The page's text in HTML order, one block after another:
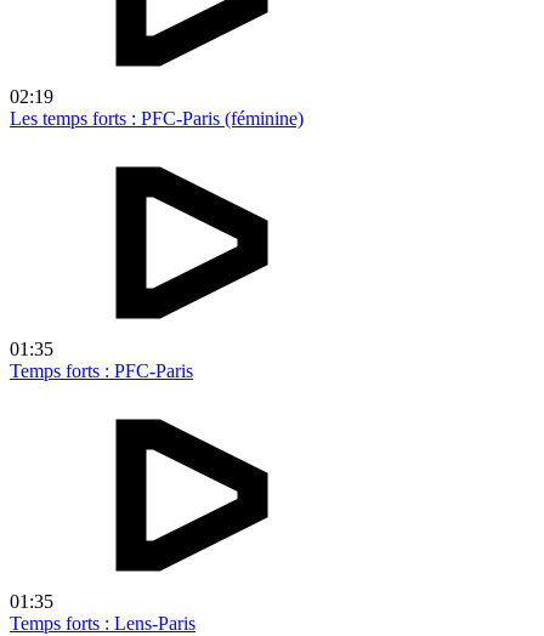
02:19
Les temps forts : PFC-Paris (féminine)
01:35
Temps forts : PFC-Paris
01:35
Temps forts : Lens-Paris